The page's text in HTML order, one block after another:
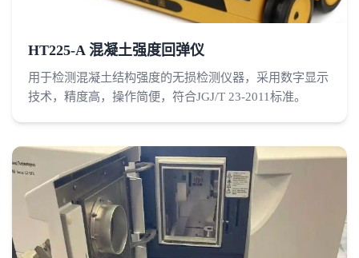
HT225-A 混凝土强度回弹仪
用于检测混凝土结构强度的无损检测仪器，采用数字显示
技术，精度高，操作简便，符合JGJ/T 23-2011标准。